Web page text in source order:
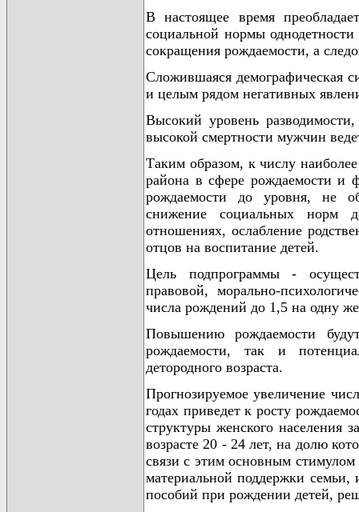
В настоящее время
социальной нормы
сокращения рождаемости, а
Сложившаяся демографическая
и целым рядом негативных
Высокий уровень
высокой смертности мужчин
Таким образом, к числу
района в сфере рождаемости и
рождаемости до уровня, не
снижение социальных норм
отношениях, ослабление
отцов на воспитание детей.
Цель подпрограммы -
правовой, морально-
числа рождений до 1,5 на одну
Повышению рождаемости
рождаемости, так и
детородного возраста.
Прогнозируемое увеличение
годах приведет к росту
структуры женского населения
возрасте 20 - 24 лет, на долю
связи с этим основным
материальной поддержки семьи,
пособий при рождении детей,